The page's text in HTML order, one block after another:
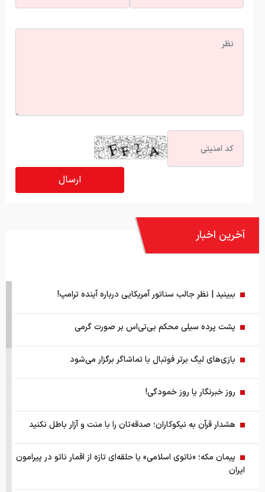
آخرین اخبار
ببینید | نظر جالب سناتور آمریکایی درباره آینده ترامپ!
پشت پرده سیلی محکم بی‌تی‌اس بر صورت گرمی
بازی‌های لیگ برتر فوتبال با تماشاگر برگزار می‌شود
روز خبرنگار یا روز خمودگی!
هشدار قرآن به نیکوکاران؛ صدقه‌تان را با منت و آزار باطل نکنید
پیمان مکه؛ «ناتوی اسلامی» یا حلقه‌ای تازه از اقمار ناتو در پیرامون
ایران